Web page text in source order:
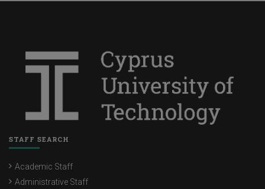
STAFF SEARCH
Academic Staff
Administrative Staff